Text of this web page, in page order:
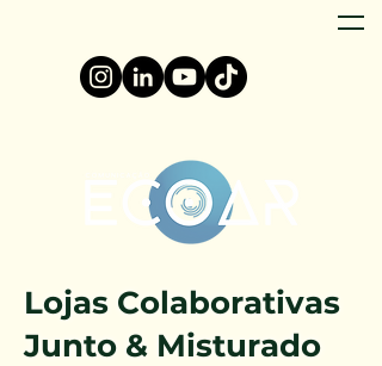
Lojas Colaborativas
Junto & Misturado